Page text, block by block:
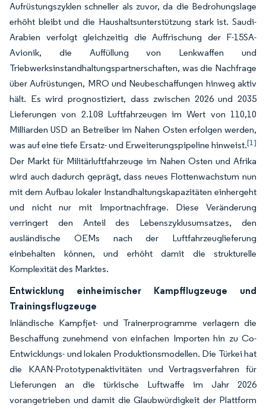
Aufrüstungszyklen schneller als zuvor, da die Bedrohungslage
erhöht bleibt und die Haushaltsunterstützung stark ist. Saudi-
Arabien verfolgt gleichzeitig die Auffrischung der F-15SA-
Avionik, die Auffüllung von Lenkwaffen und
Triebwerksinstandhaltungspartnerschaften, was die Nachfrage
über Aufrüstungen, MRO und Neubeschaffungen hinweg aktiv
hält. Es wird prognostiziert, dass zwischen 2026 und 2035
Lieferungen von 2.108 Luftfahrzeugen im Wert von 110,10
Milliarden USD an Betreiber im Nahen Osten erfolgen werden,
was auf eine tiefe Ersatz- und Erweiterungspipeline hinweist.[1]
Der Markt für Militärluftfahrzeuge im Nahen Osten und Afrika
wird auch dadurch geprägt, dass neues Flottenwachstum nun
mit dem Aufbau lokaler Instandhaltungskapazitäten einhergeht
und nicht nur mit Importnachfrage. Diese Veränderung
verringert den Anteil des Lebenszyklusumsatzes, den
ausländische OEMs nach der Luftfahrzeuglieferung
einbehalten können, und erhöht damit die strukturelle
Komplexität des Marktes.
Entwicklung einheimischer Kampfflugzeuge und
Trainingsflugzeuge
Inländische Kampfjet- und Trainerprogramme verlagern die
Beschaffung zunehmend von einfachen Importen hin zu Co-
Entwicklungs- und lokalen Produktionsmodellen. Die Türkei hat
die KAAN-Prototypenaktivitäten und Vertragsverfahren für
Lieferungen an die türkische Luftwaffe im Jahr 2026
vorangetrieben und damit die Glaubwürdigkeit der Plattform